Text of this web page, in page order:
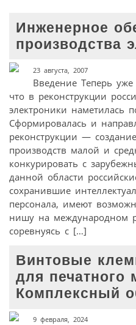
Инженерное
производства
23 августа, 2007
Введение Теперь
что в реконструкции
электроники наметилась
Сформировалась и
реконструкции —
производств малой и
конкурировать с
данной области
сохранившие
персонала, имеют
нишу на международном
соревнуясь с […]
Винтовые
для печатного
Комплексный
9 февраля, 2024